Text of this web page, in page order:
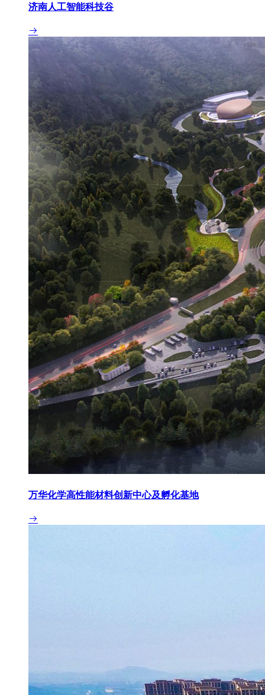
济南人工智能科技谷
万华化学高性能材料创新中心及孵化基地